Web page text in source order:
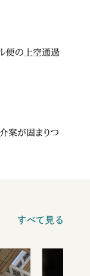
便の上空通過
案が固まりつ
すべて見る